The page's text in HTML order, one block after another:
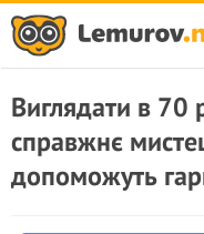
Виглядати в 70
справжнє
допоможуть